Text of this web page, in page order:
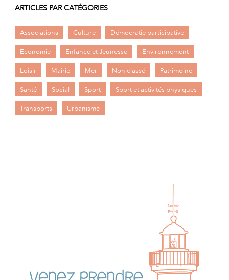
ARTICLES PAR CATÉGORIES
Associations Culture Démocratie participative
Economie Enfance et Jeunesse Environnement
Loisir Mairie Mer Non classé Patrimoine
Santé Social Sport Sport et activités physiques
Transports Urbanisme